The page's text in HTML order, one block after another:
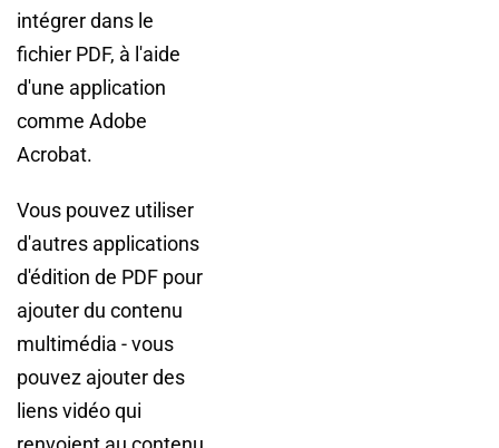
intégrer dans le
fichier PDF, à l'aide
d'une application
comme Adobe
Acrobat.
Vous pouvez utiliser
d'autres applications
d'édition de PDF pour
ajouter du contenu
multimédia - vous
pouvez ajouter des
liens vidéo qui